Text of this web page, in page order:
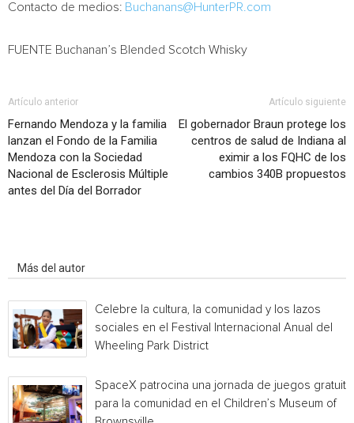
Contacto de medios: Buchanans@HunterPR.com
FUENTE Buchanan’s Blended Scotch Whisky
Artículo anterior
Fernando Mendoza y la familia
lanzan el Fondo de la Familia
Mendoza con la Sociedad
Nacional de Esclerosis Múltiple
antes del Día del Borrador
Artículo siguiente
El gobernador Braun protege los
centros de salud de Indiana al
eximir a los FQHC de los
cambios 340B propuestos
Más del autor
Celebre la cultura, la comunidad y los lazos
sociales en el Festival Internacional Anual del
Wheeling Park District
SpaceX patrocina una jornada de juegos gratuita
para la comunidad en el Children’s Museum of